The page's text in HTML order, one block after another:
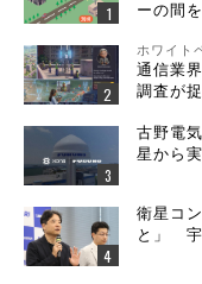
ーの間
ホワイト
通信業
調査が
古野電
星から
衛星コ
と」 宇